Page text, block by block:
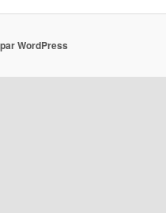
WordPress